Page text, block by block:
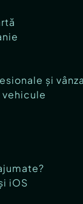
și
iOS